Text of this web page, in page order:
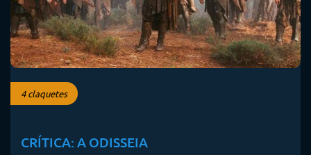
4 claquetes
CRÍTICA: A ODISSEIA